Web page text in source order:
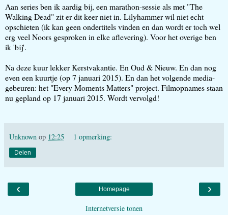
Aan series ben ik aardig bij, een marathon-sessie als met "The
Walking Dead" zit er dit keer niet in. Lilyhammer wil niet echt
opschieten (ik kan geen ondertitels vinden en dan wordt er toch wel
erg veel Noors gesproken in elke aflevering). Voor het overige ben
ik 'bij'.
Na deze kuur lekker Kerstvakantie. En Oud & Nieuw. En dan nog
even een kuurtje (op 7 januari 2015). En dan het volgende media-
gebeuren: het "Every Moments Matters" project. Filmopnames staan
nu gepland op 17 januari 2015. Wordt vervolgd!
Unknown op 12:25 1 opmerking:
Delen
‹ ›
Homepage
Internetversie tonen